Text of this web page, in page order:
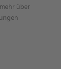
über